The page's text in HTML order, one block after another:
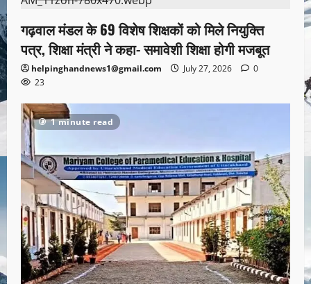
गढ़वाल मंडल के 69 विशेष शिक्षकों को मिले नियुक्ति
पत्र, शिक्षा मंत्री ने कहा- समावेशी शिक्षा होगी मजबूत
helpinghandnews1@gmail.com July 27, 2026
0
23
1 minute read